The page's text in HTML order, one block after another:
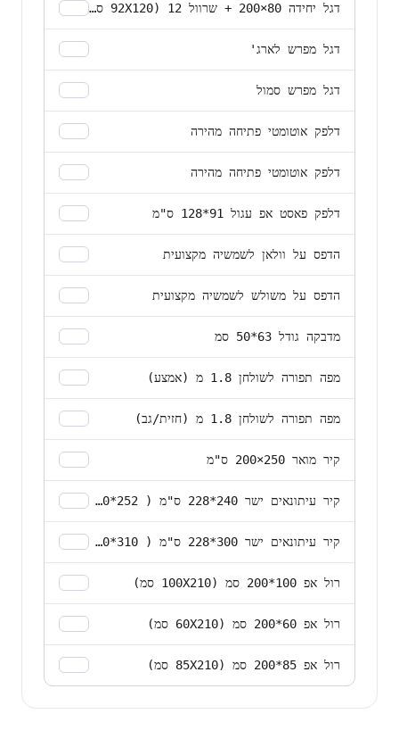
דגל יחידה 80×200 + שרוול 12 (92X120 סמ)
דגל מפרש לארג'
דגל מפרש סמול
דלפק אוטומטי פתיחה מהירה
דלפק אוטומטי פתיחה מהירה
דלפק פאסט אפ עגול 91*128 ס"מ
הדפס על וולאן לשמשיה מקצועית
הדפס על משולש לשמשיה מקצועית
מדבקה גודל 63*50 סמ
מפה תפורה לשולחן 1.8 מ (אמצע)
מפה תפורה לשולחן 1.8 מ (חזית/גב)
קיר מואר 250×200 ס"מ
קיר עיתונאים ישר 240*228 ס"מ ( 252*240 ס"מ)
קיר עיתונאים ישר 300*228 ס"מ ( 310*240 ס"מ)
רול אפ 100*200 סמ (100X210 סמ)
רול אפ 60*200 סמ (60X210 סמ)
רול אפ 85*200 סמ (85X210 סמ)